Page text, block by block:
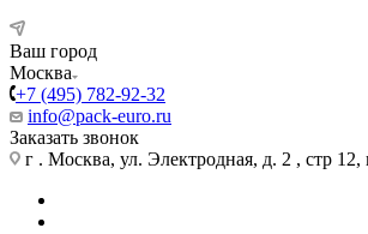
Ваш город
Москва
+7 (495) 782-92-32
info@pack-euro.ru
Заказать звонок
г . Москва, ул. Электродная, д. 2 , стр